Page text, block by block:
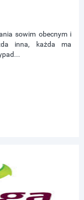
sowim obecnym i
inna, każda ma